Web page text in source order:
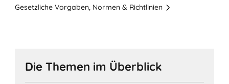
Gesetzliche Vorgaben, Normen & Richtlinien
Die Themen im Überblick